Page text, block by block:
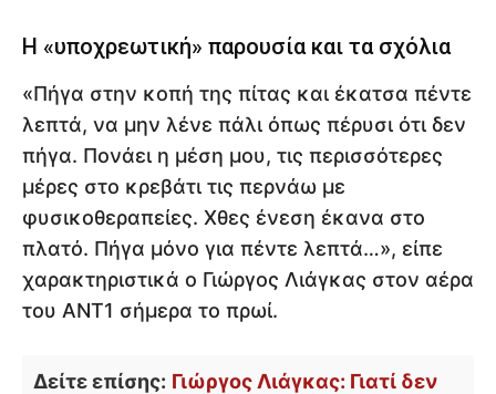
Η «υποχρεωτική» παρουσία και τα σχόλια
«Πήγα στην κοπή της πίτας και έκατσα πέντε
λεπτά, να μην λένε πάλι όπως πέρυσι ότι δεν
πήγα. Πονάει η μέση μου, τις περισσότερες
μέρες στο κρεβάτι τις περνάω με
φυσικοθεραπείες. Χθες ένεση έκανα στο
πλατό. Πήγα μόνο για πέντε λεπτά…», είπε
χαρακτηριστικά ο Γιώργος Λιάγκας στον αέρα
του ΑΝΤ1 σήμερα το πρωί.
Δείτε επίσης: Γιώργος Λιάγκας: Γιατί δεν